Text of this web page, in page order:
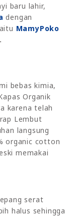
baru lahir,
dengan
MamyPoko
.
bebas kimia,
Organik
karena telah
Lembut
langsung
organic cotton
memakai
serat
halus sehingga